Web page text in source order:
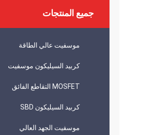
جميع المنتجات
موسفيت عالي الطاقة
كربيد السيليكون موسفيت
MOSFET التقاطع الفائق
كربيد السيليكون SBD
موسفيت الجهد العالي